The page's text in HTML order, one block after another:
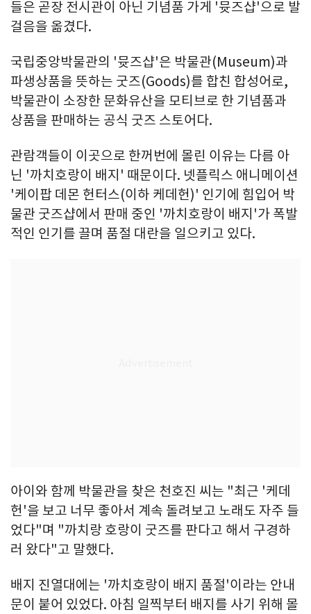
들은 곧장 전시관이 아닌 기념품 가게 '뮷즈샵'으로 발
걸음을 옮겼다.
국립중앙박물관의 '뮷즈샵'은 박물관(Museum)과
파생상품을 뜻하는 굿즈(Goods)를 합친 합성어로,
박물관이 소장한 문화유산을 모티브로 한 기념품과
상품을 판매하는 공식 굿즈 스토어다.
관람객들이 이곳으로 한꺼번에 몰린 이유는 다름 아
닌 '까치호랑이 배지' 때문이다. 넷플릭스 애니메이션
'케이팝 데몬 헌터스(이하 케데헌)' 인기에 힘입어 박
물관 굿즈샵에서 판매 중인 '까치호랑이 배지'가 폭발
적인 인기를 끌며 품절 대란을 일으키고 있다.
아이와 함께 박물관을 찾은 천호진 씨는 "최근 '케데
헌'을 보고 너무 좋아서 계속 돌려보고 노래도 자주 들
었다"며 "까치랑 호랑이 굿즈를 판다고 해서 구경하
러 왔다"고 말했다.
배지 진열대에는 '까치호랑이 배지 품절'이라는 안내
문이 붙어 있었다. 아침 일찍부터 배지를 사기 위해 몰